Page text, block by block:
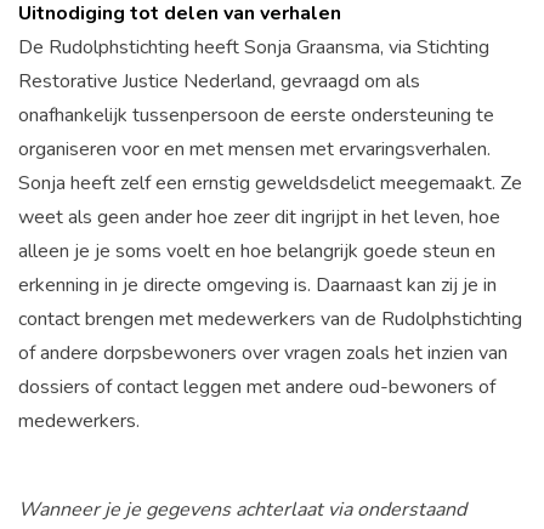
Uitnodiging tot delen van verhalen
De Rudolphstichting heeft Sonja Graansma, via Stichting
Restorative Justice Nederland, gevraagd om als
onafhankelijk tussenpersoon de eerste ondersteuning te
organiseren voor en met mensen met ervaringsverhalen.
Sonja heeft zelf een ernstig geweldsdelict meegemaakt. Ze
weet als geen ander hoe zeer dit ingrijpt in het leven, hoe
alleen je je soms voelt en hoe belangrijk goede steun en
erkenning in je directe omgeving is. Daarnaast kan zij je in
contact brengen met medewerkers van de Rudolphstichting
of andere dorpsbewoners over vragen zoals het inzien van
dossiers of contact leggen met andere oud-bewoners of
medewerkers.
Wanneer je je gegevens achterlaat via onderstaand